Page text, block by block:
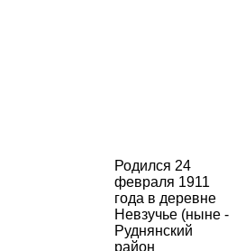
Родился 24
февраля 1911
года в деревне
Невзучье (ныне -
Руднянский
район